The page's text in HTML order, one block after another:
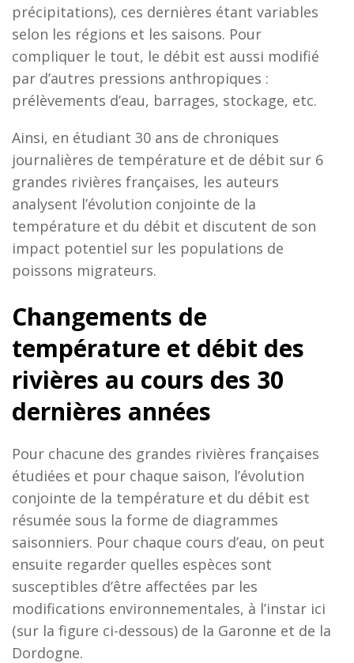
précipitations), ces dernières étant variables
selon les régions et les saisons. Pour
compliquer le tout, le débit est aussi modifié
par d’autres pressions anthropiques :
prélèvements d’eau, barrages, stockage, etc.
Ainsi, en étudiant 30 ans de chroniques
journalières de température et de débit sur 6
grandes rivières françaises, les auteurs
analysent l’évolution conjointe de la
température et du débit et discutent de son
impact potentiel sur les populations de
poissons migrateurs.
Changements de
température et débit des
rivières au cours des 30
dernières années
Pour chacune des grandes rivières françaises
étudiées et pour chaque saison, l’évolution
conjointe de la température et du débit est
résumée sous la forme de diagrammes
saisonniers. Pour chaque cours d’eau, on peut
ensuite regarder quelles espèces sont
susceptibles d’être affectées par les
modifications environnementales, à l’instar ici
(sur la figure ci-dessous) de la Garonne et de la
Dordogne.